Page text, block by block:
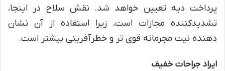
پرداخت دیه تعیین خواهد شد. نقش سلاح در اینجا،
تشدیدکننده مجازات است، زیرا استفاده از آن نشان
دهنده نیت مجرمانه قوی تر و خطرآفرینی بیشتر است.
ایراد جراحات خفیف